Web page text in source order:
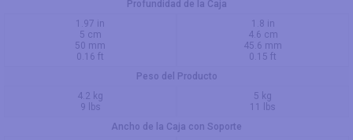
Profundidad de la Caja
1.97 in
5 cm
50 mm
0.16 ft
1.8 in
4.6 cm
45.6 mm
0.15 ft
Peso del Producto
4.2 kg
9 lbs
5 kg
11 lbs
Ancho de la Caja con Soporte